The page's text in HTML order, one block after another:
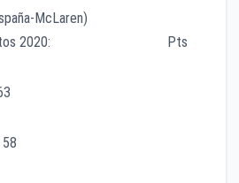
McLaren)
de Pilotos 2020: Pts